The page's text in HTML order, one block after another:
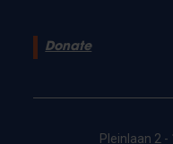
Donate
Pleinlaan 2